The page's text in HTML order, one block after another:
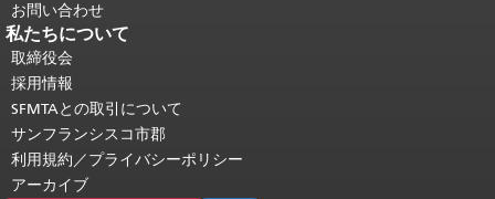
お問い合わせ
私たちについて
取締役会
採用情報
SFMTAとの取引について
サンフランシスコ市郡
利用規約／プライバシーポリシー
アーカイブ